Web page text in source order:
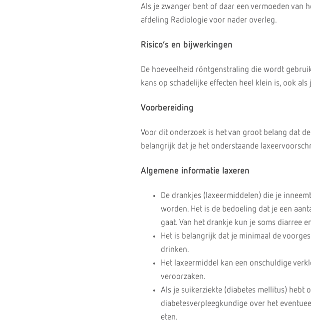
Als je zwanger bent of daar een vermoeden van
afdeling Radiologie voor nader overleg.
Risico’s en bijwerkingen
De hoeveelheid röntgenstraling die wordt
kans op schadelijke effecten heel klein is, ook
Voorbereiding
Voor dit onderzoek is het van groot belang dat
belangrijk dat je het onderstaande
Algemene informatie laxeren
De drankjes (laxeermiddelen) die je
worden. Het is de bedoeling dat je een
gaat. Van het drankje kun je soms diarree
Het is belangrijk dat je minimaal de
drinken.
Het laxeermiddel kan een onschuldige
veroorzaken.
Als je suikerziekte (diabetes mellitus) hebt
diabetesverpleegkundige over het
eten.